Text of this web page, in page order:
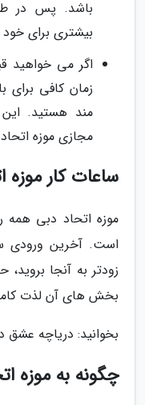
باشد. پس در
بیشتری برای
اگر می خواهید
زمان کافی برای
مند هستید.
مجازی موزه
ساعات کار موزه
بخش های آن لذت
بخوانید: دریاچه عشق
چگونه به موزه